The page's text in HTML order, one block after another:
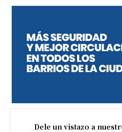
Dele un vistazo a